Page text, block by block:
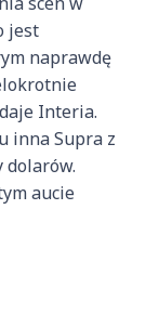
jest
naprawdę
Interia.
inna Supra z
dolarów.
aucie